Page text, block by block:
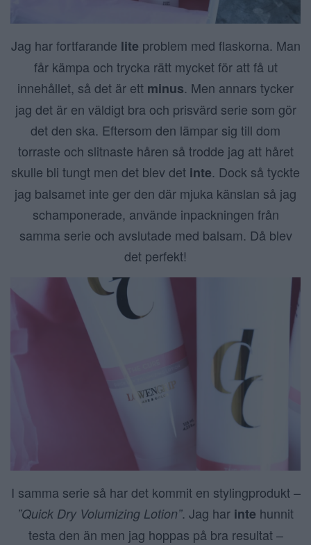
Jag har fortfarande lite problem med flaskorna. Man
får kämpa och trycka rätt mycket för att få ut
innehållet, så det är ett minus. Men annars tycker
jag det är en väldigt bra och prisvärd serie som gör
det den ska. Eftersom den lämpar sig till dom
torraste och slitnaste håren så trodde jag att håret
skulle bli tungt men det blev det inte. Dock så tyckte
jag balsamet inte ger den där mjuka känslan så jag
schamponerade, använde inpackningen från
samma serie och avslutade med balsam. Då blev
det perfekt!
I samma serie så har det kommit en stylingprodukt –
”Quick Dry Volumizing Lotion”. Jag har inte hunnit
testa den än men jag hoppas på bra resultat –